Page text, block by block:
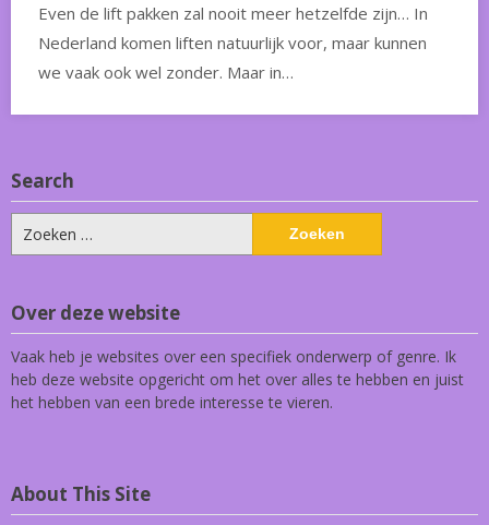
Even de lift pakken zal nooit meer hetzelfde zijn… In
Nederland komen liften natuurlijk voor, maar kunnen
we vaak ook wel zonder. Maar in…
Search
naar:
Over deze website
Vaak heb je websites over een specifiek onderwerp of genre. Ik
heb deze website opgericht om het over alles te hebben en juist
het hebben van een brede interesse te vieren.
About This Site